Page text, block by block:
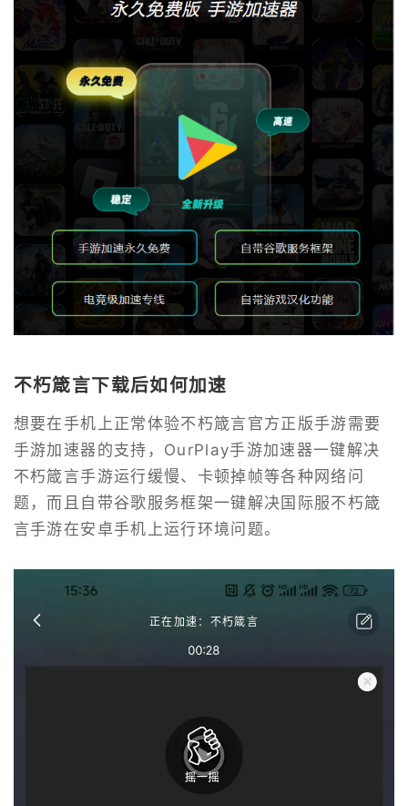
不朽箴言下载后如何加速
想要在手机上正常体验不朽箴言官方正版手游需要
手游加速器的支持，OurPlay手游加速器一键解决
不朽箴言手游运行缓慢、卡顿掉帧等各种网络问
题，而且自带谷歌服务框架一键解决国际服不朽箴
言手游在安卓手机上运行环境问题。
正在加速：不朽箴言